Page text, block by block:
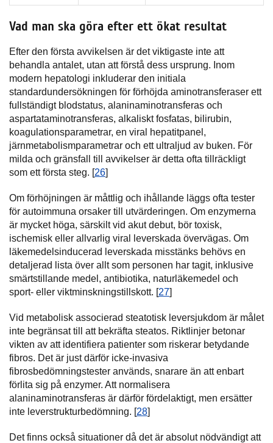
Vad man ska göra efter ett ökat resultat
Efter den första avvikelsen är det viktigaste inte att
behandla antalet, utan att förstå dess ursprung. Inom
modern hepatologi inkluderar den initiala
standardundersökningen för förhöjda aminotransferaser ett
fullständigt blodstatus, alaninaminotransferas och
aspartataminotransferas, alkaliskt fosfatas, bilirubin,
koagulationsparametrar, en viral hepatitpanel,
järnmetabolismparametrar och ett ultraljud av buken. För
milda och gränsfall till avvikelser är detta ofta tillräckligt
som ett första steg. [26]
Om förhöjningen är måttlig och ihållande läggs ofta tester
för autoimmuna orsaker till utvärderingen. Om enzymerna
är mycket höga, särskilt vid akut debut, bör toxisk,
ischemisk eller allvarlig viral leverskada övervägas. Om
läkemedelsinducerad leverskada misstänks behövs en
detaljerad lista över allt som personen har tagit, inklusive
smärtstillande medel, antibiotika, naturläkemedel och
sport- eller viktminskningstillskott. [27]
Vid metabolisk associerad steatotisk leversjukdom är målet
inte begränsat till att bekräfta steatos. Riktlinjer betonar
vikten av att identifiera patienter som riskerar betydande
fibros. Det är just därför icke-invasiva
fibrosbedömningstester används, snarare än att enbart
förlita sig på enzymer. Att normalisera
alaninaminotransferas är därför fördelaktigt, men ersätter
inte leverstrukturbedömning. [28]
Det finns också situationer då det är absolut nödvändigt att